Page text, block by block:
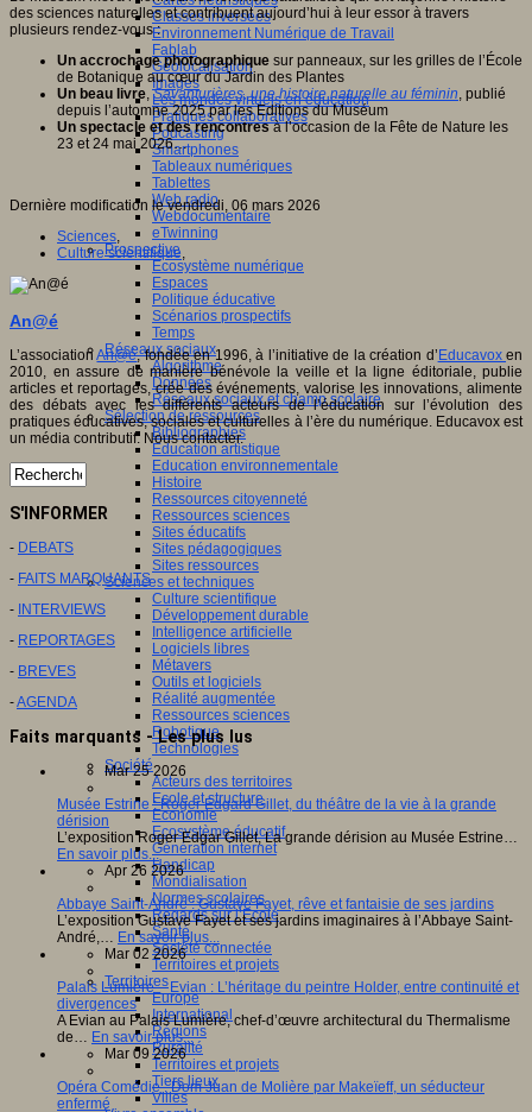
Classes inversées
Environnement Numérique de Travail
Fablab
Géolocalisation
Images
Les mondes virtuels en éducation
Pratiques collaboratives
Podcasting
Smartphones
Tableaux numériques
Tablettes
Web radio
Webdocumentaire
eTwinning
Prospective
Ecosystème numérique
Espaces
Politique éducative
Scénarios prospectifs
Temps
Réseaux sociaux
Algorithme
Données
Réseaux sociaux et champ scolaire
Sélection de ressources
Bibliographies
Education artistique
Education environnementale
Histoire
Ressources citoyenneté
Ressources sciences
Sites éducatifs
Sites pédagogiques
Sites ressources
Sciences et techniques
Culture scientifique
Développement durable
Intelligence artificielle
Logiciels libres
Métavers
Outils et logiciels
Réalité augmentée
Ressources sciences
Robotique
Technologies
Société
Acteurs des territoires
Ecole et structure
Economie
Ecosystème éducatif
Génération internet
Handicap
Mondialisation
Normes scolaires
Regards sur l’Ecole
Santé
Société connectée
Territoires et projets
Territoires
Europe
International
Régions
Ruralité
Territoires et projets
Tiers lieux
Villes
des sciences naturelles et contribuent aujourd’hui à leur essor à travers
plusieurs rendez-vous :
Un accrochage photographique sur panneaux, sur les grilles de l’École
de Botanique au cœur du Jardin des Plantes
Un beau livre,Savanturières, une histoire naturelle au féminin, publié
depuis l’automne 2025 par les Editions du Muséum
Un spectacle et des rencontresà l’occasion de la Fête de Nature les
23 et 24 mai 2026…
Dernière modification le vendredi, 06 mars 2026
Sciences,
Culture scientifique,
An@é
L’associationAn@é, fondée en 1996, à l’initiative de la création d’Educavoxen
2010, en assure de manière bénévole la veille et la ligne éditoriale, publie
articles et reportages, crée des événements, valorise les innovations, alimente
des débats avec les différents acteurs de l’éducation sur l’évolution des
pratiques éducatives, sociales et culturelles à l’ère du numérique. Educavox est
un média contributif. Nous contacter.
S'INFORMER
- DEBATS
- FAITS MARQUANTS
- INTERVIEWS
- REPORTAGES
- BREVES
-AGENDA
Faits marquants - Les plus lus
Mar 25 2026
Musée Estrine : Roger Edgard Gillet, du théâtre de la vie à la grande
dérision
L’exposition Roger Edgar Gillet, La grande dérision au Musée Estrine…
En savoir plus...
Apr 26 2026
Abbaye Saint-André : Gustave Fayet, rêve et fantaisie de ses jardins
L’exposition Gustave Fayet et ses jardins imaginaires à l’Abbaye Saint-
André,… En savoir plus...
Mar 02 2026
Palais Lumière – Evian : L’héritage du peintre Holder, entre continuité et
divergences
A Evian au Palais Lumière, chef-d’œuvre architectural du Thermalisme
de… En savoir plus...
Mar 09 2026
Opéra Comédie : Dom Juan de Molière par Makeïeff, un séducteur
enfermé